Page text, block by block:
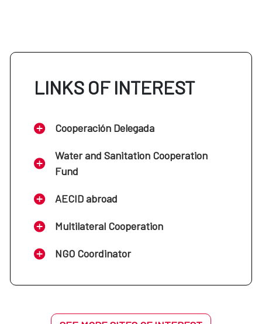
LINKS OF INTEREST
Cooperación Delegada
Water and Sanitation Cooperation
Fund
AECID abroad
Multilateral Cooperation
NGO Coordinator